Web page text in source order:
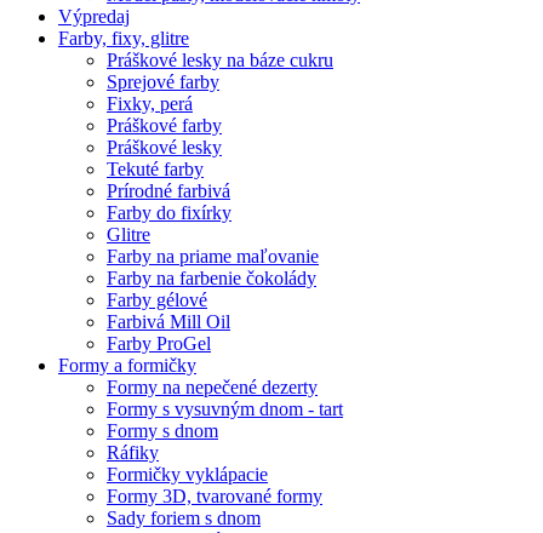
Výpredaj
Farby, fixy, glitre
Práškové lesky na báze cukru
Sprejové farby
Fixky, perá
Práškové farby
Práškové lesky
Tekuté farby
Prírodné farbivá
Farby do fixírky
Glitre
Farby na priame maľovanie
Farby na farbenie čokolády
Farby gélové
Farbivá Mill Oil
Farby ProGel
Formy a formičky
Formy na nepečené dezerty
Formy s vysuvným dnom - tart
Formy s dnom
Ráfiky
Formičky vyklápacie
Formy 3D, tvarované formy
Sady foriem s dnom